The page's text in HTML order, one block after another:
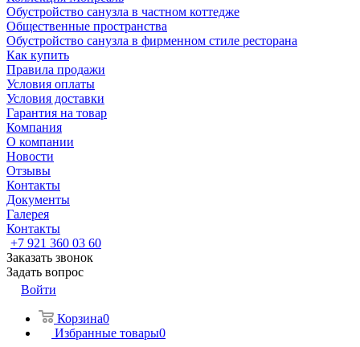
Обустройство санузла в частном коттедже
Общественные пространства
Обустройство санузла в фирменном стиле ресторана
Как купить
Правила продажи
Условия оплаты
Условия доставки
Гарантия на товар
Компания
О компании
Новости
Отзывы
Контакты
Документы
Галерея
Контакты
+7 921 360 03 60
Заказать звонок
Задать вопрос
Войти
Корзина0
Избранные товары0